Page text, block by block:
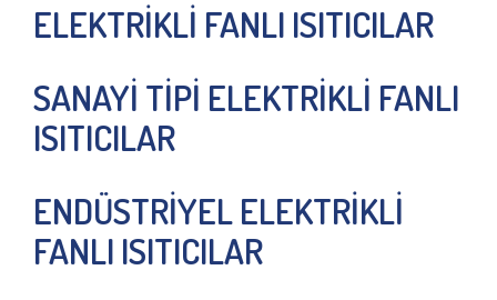
ELEKTRİKLİ FANLI ISITICILAR
SANAYİ TİPİ ELEKTRİKLİ FANLI
ISITICILAR
ENDÜSTRİYEL ELEKTRİKLİ
FANLI ISITICILAR